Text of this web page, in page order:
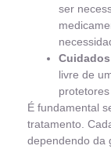
ser
livre de
É fundamental
tratamento.
dependendo da